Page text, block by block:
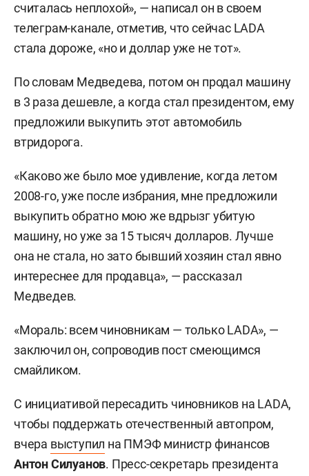
считалась неплохой», — написал он в своем
телеграм-канале, отметив, что сейчас LADA
стала дороже, «но и доллар уже не тот».
По словам Медведева, потом он продал машину
в 3 раза дешевле, а когда стал президентом, ему
предложили выкупить этот автомобиль
втридорога.
«Каково же было мое удивление, когда летом
2008-го, уже после избрания, мне предложили
выкупить обратно мою же вдрызг убитую
машину, но уже за 15 тысяч долларов. Лучше
она не стала, но зато бывший хозяин стал явно
интереснее для продавца», — рассказал
Медведев.
«Мораль: всем чиновникам — только LADA», —
заключил он, сопроводив пост смеющимся
смайликом.
С инициативой пересадить чиновников на LADA,
чтобы поддержать отечественный автопром,
вчера выступил на ПМЭФ министр финансов
Антон Силуанов. Пресс-секретарь президента